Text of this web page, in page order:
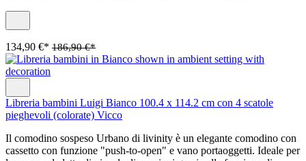
134,90 €* 186,90 €*
Libreria bambini Luigi Bianco 100.4 x 114.2 cm con 4 scatole
pieghevoli (colorate) Vicco
Il comodino sospeso Urbano di livinity è un elegante comodino con
cassetto con funzione "push-to-open" e vano portaoggetti. Ideale per